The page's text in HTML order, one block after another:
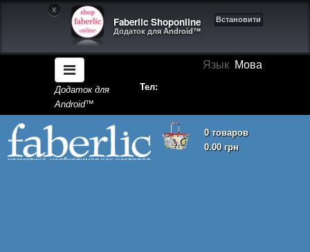
X
Faberlic Shoponline
Додаток для Android™
Встановити
Язык Мова
Додаток для
Android™
Тел:
0 товаров
0.00 грн
Кошик покупок порожній!